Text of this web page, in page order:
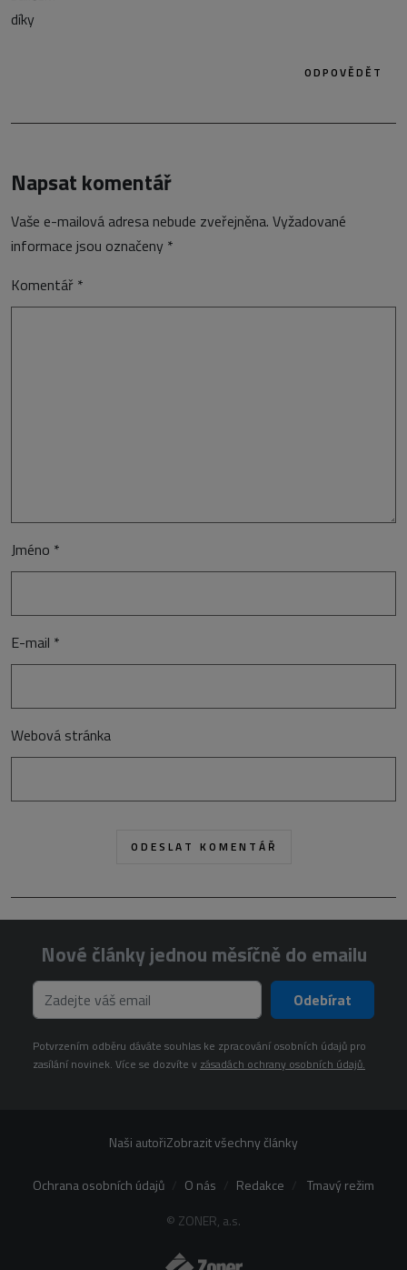
díky
ODPOVĚDĚT
Napsat komentář
Vaše e-mailová adresa nebude zveřejněna. Vyžadované
informace jsou označeny *
Komentář *
Jméno *
E-mail *
Webová stránka
Nové články jednou měsíčně do emailu
Odebírat
Potvrzením odběru dáváte souhlas ke zpracování osobních údajů pro
zasílání novinek. Více se dozvíte v zásadách ochrany osobních údajů.
Naši autořiZobrazit všechny články
© ZONER, a.s.
Ochrana osobních údajů O nás Redakce Tmavý režim